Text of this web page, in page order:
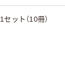
1セット（10冊）